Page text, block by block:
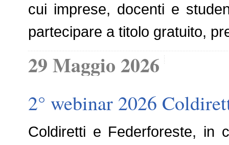
cui imprese, docenti e
partecipare a titolo gratuito,
29 Maggio 2026
2° webinar 2026
Coldiretti e Federforeste, in